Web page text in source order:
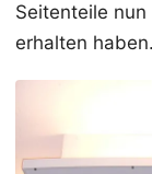
Seitenteile
erhalten haben.